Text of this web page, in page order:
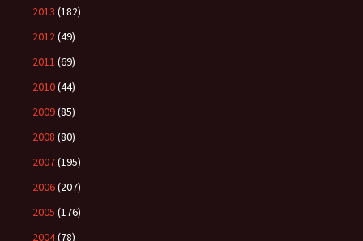
2013 (182)
2012(49)
2011 (69)
2010(44)
2009(85)
2008 (80)
2007(195)
2006(207)
2005 (176)
2004(78)